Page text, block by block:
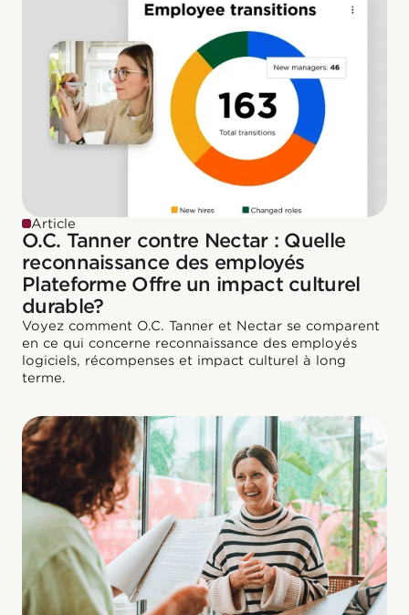
Article
O.C. Tanner contre Nectar : Quelle
reconnaissance des employés
Plateforme Offre un impact culturel
durable?
Voyez comment O.C. Tanner et Nectar se comparent
en ce qui concerne reconnaissance des employés
logiciels, récompenses et impact culturel à long
terme.